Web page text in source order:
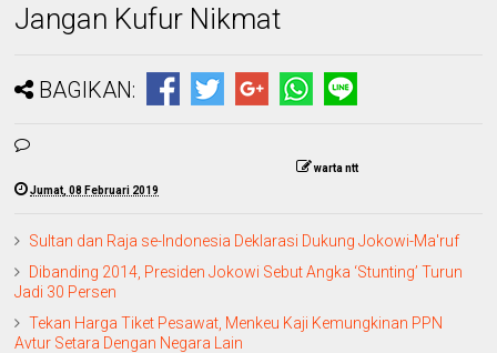
Jangan Kufur Nikmat
BAGIKAN:
warta ntt
Jumat, 08 Februari 2019
Sultan dan Raja se-Indonesia Deklarasi Dukung Jokowi-Ma'ruf
Dibanding 2014, Presiden Jokowi Sebut Angka ‘Stunting’ Turun
Jadi 30 Persen
Tekan Harga Tiket Pesawat, Menkeu Kaji Kemungkinan PPN
Avtur Setara Dengan Negara Lain